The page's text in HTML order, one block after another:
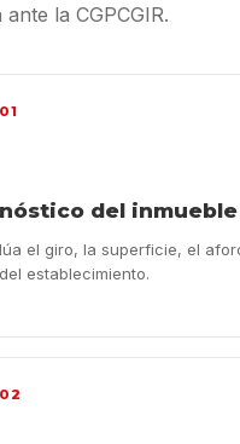
la CGPCGIR.
del inmueble
el giro, la superficie, el
establecimiento.